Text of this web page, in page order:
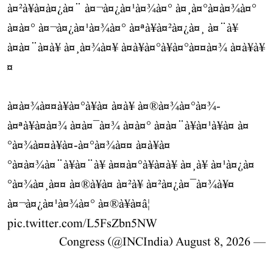
à¤²à¥à¤à¤¿à¤¨ à¤¬à¤¿à¤¹à¤¾à¤° à¤¸à¤°à¤à¤¾à¤°
à¤à¤° à¤¬à¤¿à¤¹à¤¾à¤° à¤ªà¥à¤²à¤¿à¤¸ à¤¨à¥
à¤à¤¨à¤à¥ à¤¸à¤¾à¤¥ à¤à¥à¤°à¥à¤°à¤¤à¤¾ à¤à¥à¥
¤
à¤à¤¾à¤¤à¥à¤°à¥à¤ à¤à¥ à¤®à¤¾à¤°à¤¾-
à¤ªà¥à¤à¤¾ à¤à¤¯à¤¾ à¤à¤° à¤à¤¨à¥à¤¹à¥à¤ à¤
°à¤¾à¤¤à¥à¤-à¤°à¤¾à¤¤ à¤à¥à¤
°à¤à¤¾à¤¨à¥à¤¨à¥ à¤¤à¤°à¥à¤à¥ à¤¸à¥ à¤¹à¤¿à¤
°à¤¾à¤¸à¤¤ à¤®à¥à¤ à¤²à¥ à¤²à¤¿à¤¯à¤¾à¥¤
à¤¬à¤¿à¤¹à¤¾à¤° à¤®à¥à¤â¦
pic.twitter.com/L5FsZbn5NW
— Congress (@INCIndia)
August 8, 2026